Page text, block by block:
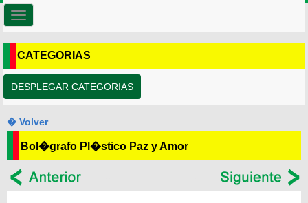
Toggle
navigation
CATEGORIAS
DESPLEGAR CATEGORIAS
� Volver
Bol�grafo Pl�stico Paz y Amor